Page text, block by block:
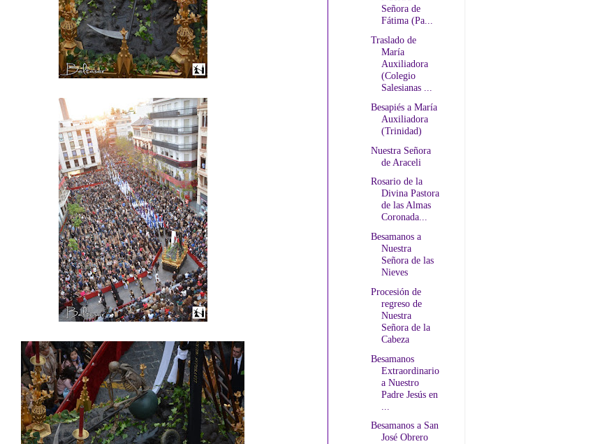
Señora de
Fátima (Pa...
Traslado de
María
Auxiliadora
(Colegio
Salesianas ...
Besapiés a María
Auxiliadora
(Trinidad)
Nuestra Señora
de Araceli
Rosario de la
Divina Pastora
de las Almas
Coronada...
Besamanos a
Nuestra
Señora de las
Nieves
Procesión de
regreso de
Nuestra
Señora de la
Cabeza
Besamanos
Extraordinario
a Nuestro
Padre Jesús en
Besamanos a San
José Obrero